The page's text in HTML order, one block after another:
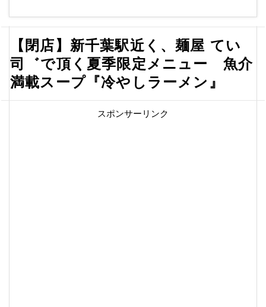
【閉店】新千葉駅近く、麺屋 てい
司゛で頂く夏季限定メニュー 魚介
満載スープ『冷やしラーメン』
スポンサーリンク